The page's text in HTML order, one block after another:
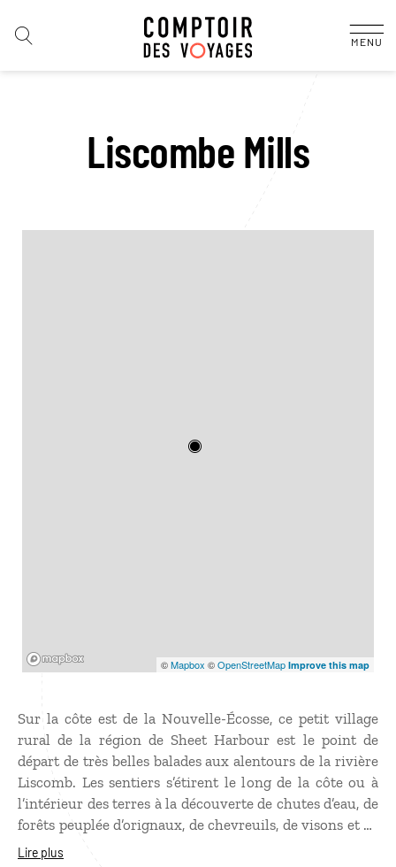
MENU
Liscombe Mills
©Mapbox ©OpenStreetMap Improve this map
Sur la côte est de la Nouvelle-Écosse, ce petit village
rural de la région de Sheet Harbour est le point de
départ de très belles balades aux alentours de la rivière
Liscomb. Les sentiers s’étirent le long de la côte ou à
l’intérieur des terres à la découverte de chutes d’eau, de
forêts peuplée d’orignaux, de chevreuils, de visons et de
rats musqués. En chemin vous croiserez une échelle à
Lire plus